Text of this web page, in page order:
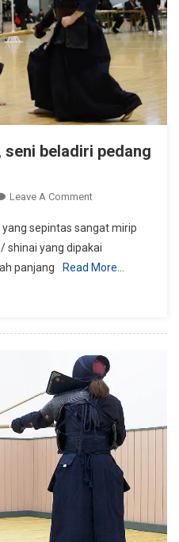
seni beladiri pedang
Leave A CommentOn
Tankendo,
Seni
Beladiri
sepintas sangat mirip
shinai yang dipakai
panjang
Read More…